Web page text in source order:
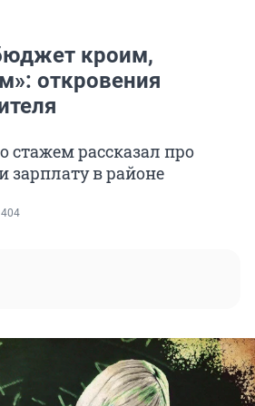
кроим,
откровения
стажем рассказал про
зарплату в районе